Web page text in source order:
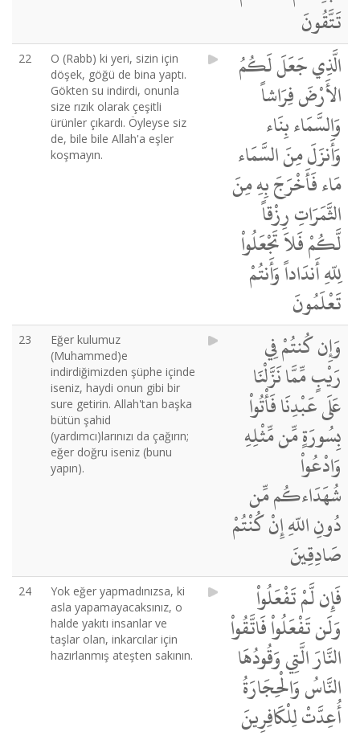
تَتَّقُونَ
22
O (Rabb) ki yeri, sizin için
döşek, göğü de bina yaptı.
Gökten su indirdi, onunla
size rızık olarak çeşitli
ürünler çıkardı. Öyleyse siz
de, bile bile Allah'a eşler
koşmayın.
الَّذِي جَعَلَ لَكُمُ
الأَرْضَ فِرَاشاً
وَالسَّمَاء بِنَاء
وَأَنزَلَ مِنَ السَّمَاء
مَاء فَأَخْرَجَ بِهِ مِنَ
الثَّمَرَاتِ رِزْقاً
لَّكُمْ فَلاَ تَجْعَلُواْ
لِلّهِ أَندَاداً وَأَنتُمْ
تَعْلَمُونَ
23
Eğer kulumuz
(Muhammed)e
indirdiğimizden şüphe içinde
iseniz, haydi onun gibi bir
sure getirin. Allah'tan başka
bütün şahid
(yardımcı)larınızı da çağırın;
eğer doğru iseniz (bunu
yapın).
وَإِن كُنتُمْ فِي
رَيْبٍ مِّمَّا نَزَّلْنَا
عَلَى عَبْدِنَا فَأْتُواْ
بِسُورَةٍ مِّن مِّثْلِهِ
وَادْعُواْ
شُهَدَاءكُم مِّن
دُونِ اللّهِ إِنْ كُنْتُمْ
صَادِقِينَ
24
Yok eğer yapmadınızsa, ki
asla yapamayacaksınız, o
halde yakıtı insanlar ve
taşlar olan, inkarcılar için
hazırlanmış ateşten sakının.
فَإِن لَّمْ تَفْعَلُواْ
وَلَن تَفْعَلُواْ فَاتَّقُواْ
النَّارَ الَّتِي وَقُودُهَا
النَّاسُ وَالْحِجَارَةُ
أُعِدَّتْ لِلْكَافِرِينَ